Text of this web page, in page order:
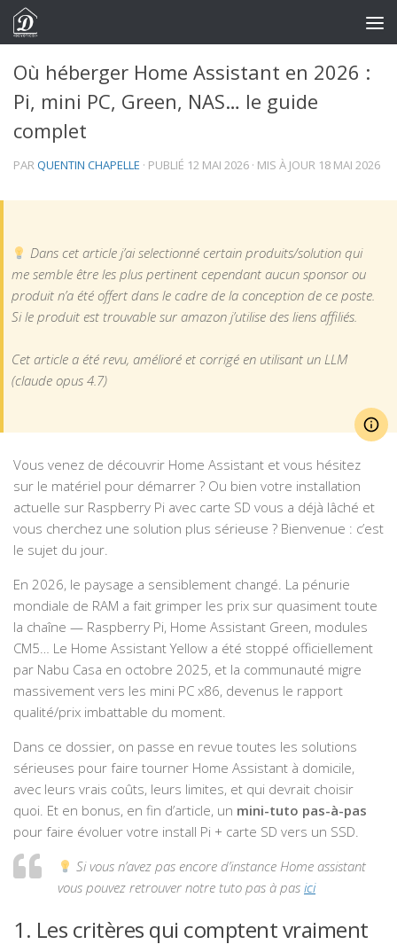
Skip to content
Où héberger Home Assistant en 2026 :
Pi, mini PC, Green, NAS… le guide
complet
PARQUENTIN CHAPELLE · PUBLIÉ 12 MAI 2026 · MIS À JOUR 18 MAI 2026
Dans cet article j’ai selectionné certain produits/solution qui
me semble être les plus pertinent cependant aucun sponsor ou
produit n’a été offert dans le cadre de la conception de ce poste.
Si le produit est trouvable sur amazon j’utilise des liens affiliés.
Cet article a été revu, amélioré et corrigé en utilisant un LLM
(claude opus 4.7)
Vous venez de découvrir Home Assistant et vous hésitez
sur le matériel pour démarrer ? Ou bien votre installation
actuelle sur Raspberry Pi avec carte SD vous a déjà lâché et
vous cherchez une solution plus sérieuse ? Bienvenue : c’est
le sujet du jour.
En 2026, le paysage a sensiblement changé. La pénurie
mondiale de RAM a fait grimper les prix sur quasiment toute
la chaîne — Raspberry Pi, Home Assistant Green, modules
CM5… Le Home Assistant Yellow a été stoppé officiellement
par Nabu Casa en octobre 2025, et la communauté migre
massivement vers les mini PC x86, devenus le rapport
qualité/prix imbattable du moment.
Dans ce dossier, on passe en revue toutes les solutions
sérieuses pour faire tourner Home Assistant à domicile,
avec leurs vrais coûts, leurs limites, et qui devrait choisir
quoi. Et en bonus, en fin d’article, un mini-tuto pas-à-pas
pour faire évoluer votre install Pi + carte SD vers un SSD.
Si vous n’avez pas encore d’instance Home assistant
vous pouvez retrouver notre tuto pas à pas ici
1. Les critères qui comptent vraiment